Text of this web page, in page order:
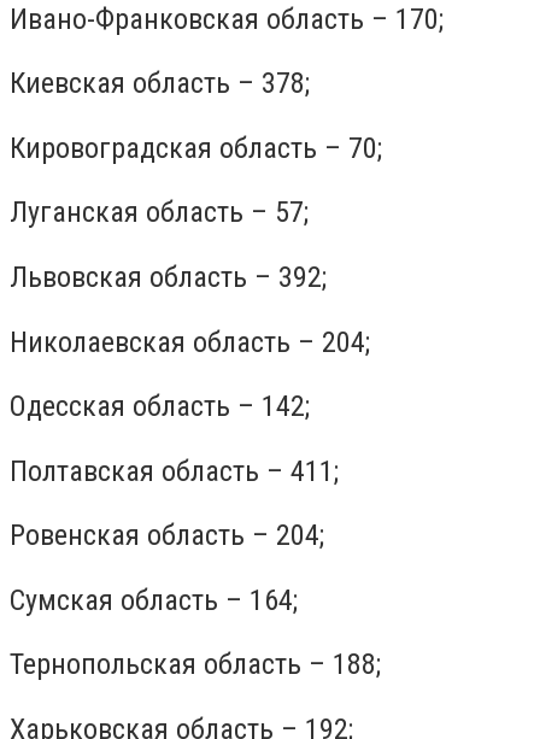
Ивано-Франковская область – 170;
Киевская область – 378;
Кировоградская область – 70;
Луганская область – 57;
Львовская область – 392;
Николаевская область – 204;
Одесская область – 142;
Полтавская область – 411;
Ровенская область – 204;
Сумская область – 164;
Тернопольская область – 188;
Харьковская область – 192;